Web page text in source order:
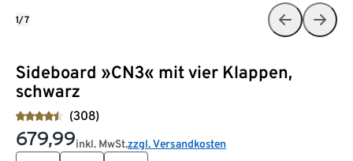
Sideboard »CN3« mit vier Klappen,
schwarz
(308)
679,99inkl. MwSt.zzgl. Versandkosten
1/7